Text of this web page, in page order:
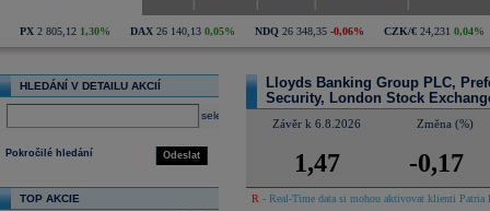
online
PX 2 805,12 1,30% DAX 26 140,13 0,05% NDQ 26 348,35 -0,06% CZK/€ 24,231 0,04%
HLEDÁNÍ V DETAILU AKCIÍ
select
Odeslat
Pokročilé hledání
TOP AKCIE
Lloyds Banking Group PLC,
Security, London Stock
Závěr k 6.8.2026 Změna (%)
1,47 -0,17
R - Real-Time data si mohou aktivovat klienti